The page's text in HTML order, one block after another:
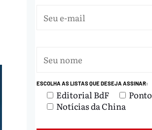
ESCOLHA AS LISTAS QUE DESEJA ASSINAR:
Editorial BdF
Ponto
Notícias da China